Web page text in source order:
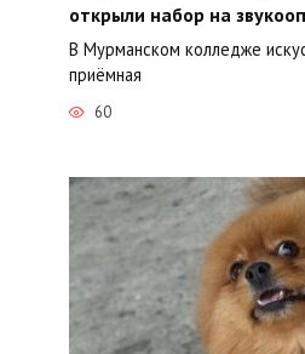
открыли набор на
В Мурманском колледже
приёмная
60